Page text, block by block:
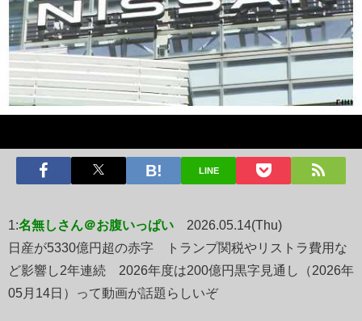
LINE
1:名無しさん＠お腹いっぱい
2026.05.14(Thu)
日産が5330億円超の赤字 トランプ関税やリストラ費用な
ど影響し2年連続 2026年度は200億円黒字見通し（2026年
05月14日）って動画が話題らしいぞ